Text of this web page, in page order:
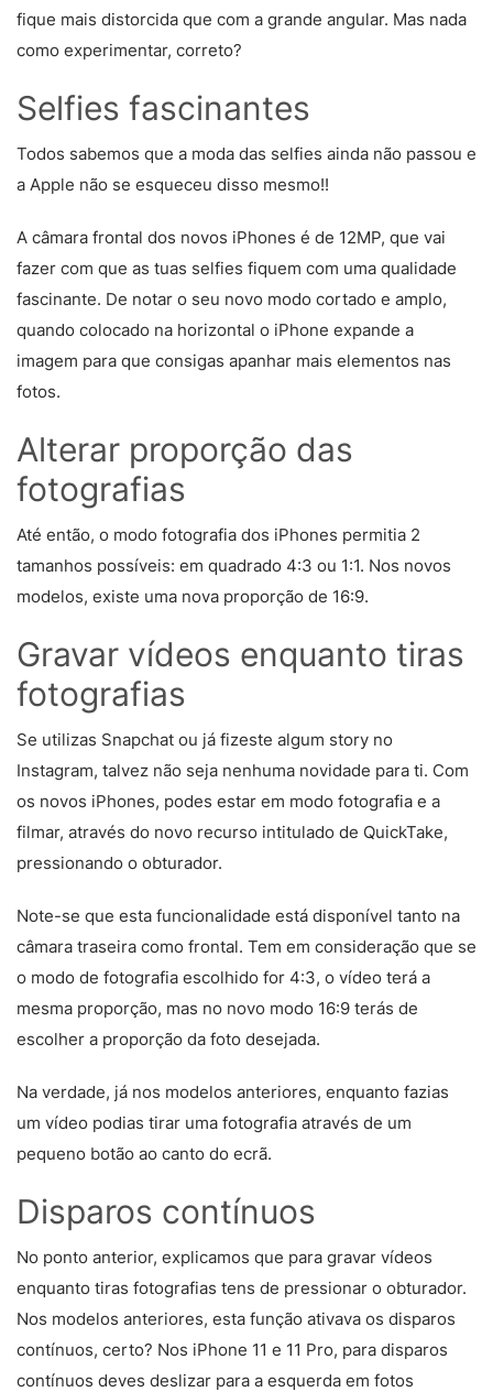
fique mais distorcida que com a grande angular. Mas nada
como experimentar, correto?
Selfies fascinantes
Todos sabemos que a moda das selfies ainda não passou e
a Apple não se esqueceu disso mesmo!!
A câmara frontal dos novos iPhones é de 12MP, que vai
fazer com que as tuas selfies fiquem com uma qualidade
fascinante. De notar o seu novo modo cortado e amplo,
quando colocado na horizontal o iPhone expande a
imagem para que consigas apanhar mais elementos nas
fotos.
Alterar proporção das
fotografias
Até então, o modo fotografia dos iPhones permitia 2
tamanhos possíveis: em quadrado 4:3 ou 1:1. Nos novos
modelos, existe uma nova proporção de 16:9.
Gravar vídeos enquanto tiras
fotografias
Se utilizas Snapchat ou já fizeste algum story no
Instagram, talvez não seja nenhuma novidade para ti. Com
os novos iPhones, podes estar em modo fotografia e a
filmar, através do novo recurso intitulado de QuickTake,
pressionando o obturador.
Note-se que esta funcionalidade está disponível tanto na
câmara traseira como frontal. Tem em consideração que se
o modo de fotografia escolhido for 4:3, o vídeo terá a
mesma proporção, mas no novo modo 16:9 terás de
escolher a proporção da foto desejada.
Na verdade, já nos modelos anteriores, enquanto fazias
um vídeo podias tirar uma fotografia através de um
pequeno botão ao canto do ecrã.
Disparos contínuos
No ponto anterior, explicamos que para gravar vídeos
enquanto tiras fotografias tens de pressionar o obturador.
Nos modelos anteriores, esta função ativava os disparos
contínuos, certo? Nos iPhone 11 e 11 Pro, para disparos
contínuos deves deslizar para a esquerda em fotos